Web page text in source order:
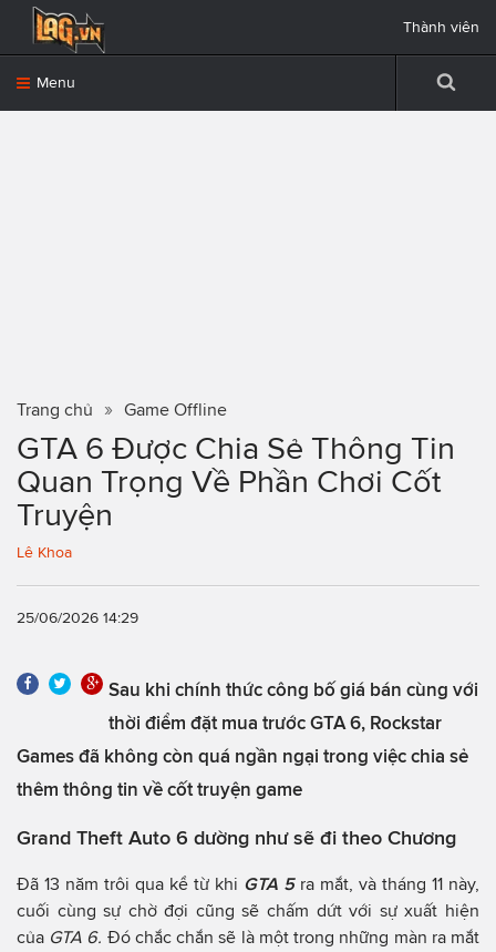
Menu
Thành viên
Trang chủ Game Offline
GTA 6 Được Chia Sẻ Thông Tin
Quan Trọng Về Phần Chơi Cốt
Truyện
Lê Khoa
25/06/2026 14:29
Sau khi chính thức công bố giá bán cùng với
thời điểm đặt mua trước GTA 6, Rockstar
Games đã không còn quá ngần ngại trong việc chia sẻ
thêm thông tin về cốt truyện game
Grand Theft Auto 6 dường như sẽ đi theo Chương
Đã 13 năm trôi qua kể từ khi GTA 5 ra mắt, và tháng 11 này,
cuối cùng sự chờ đợi cũng sẽ chấm dứt với sự xuất hiện
của GTA 6. Đó chắc chắn sẽ là một trong những màn ra mắt